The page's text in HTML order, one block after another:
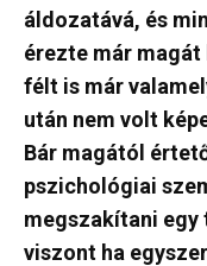
áldozatává, és
érezte már magát
félt is már
után nem volt
Bár magától
pszichológiai
megszakítani
viszont ha